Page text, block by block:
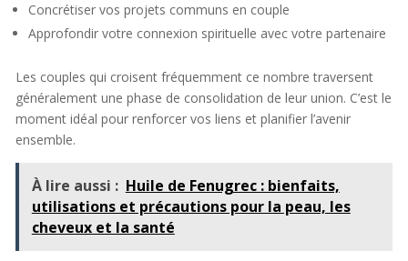
Concrétiser vos projets communs en couple
Approfondir votre connexion spirituelle avec votre partenaire
Les couples qui croisent fréquemment ce nombre traversent
généralement une phase de consolidation de leur union. C’est le
moment idéal pour renforcer vos liens et planifier l’avenir
ensemble.
À lire aussi : Huile de Fenugrec : bienfaits,
utilisations et précautions pour la peau, les
cheveux et la santé